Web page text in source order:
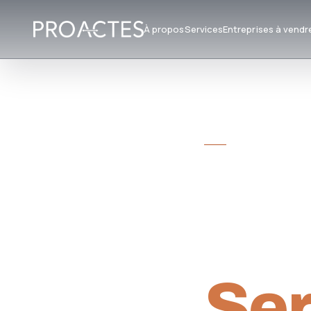
À proposServicesEntreprises à
CABINET DE